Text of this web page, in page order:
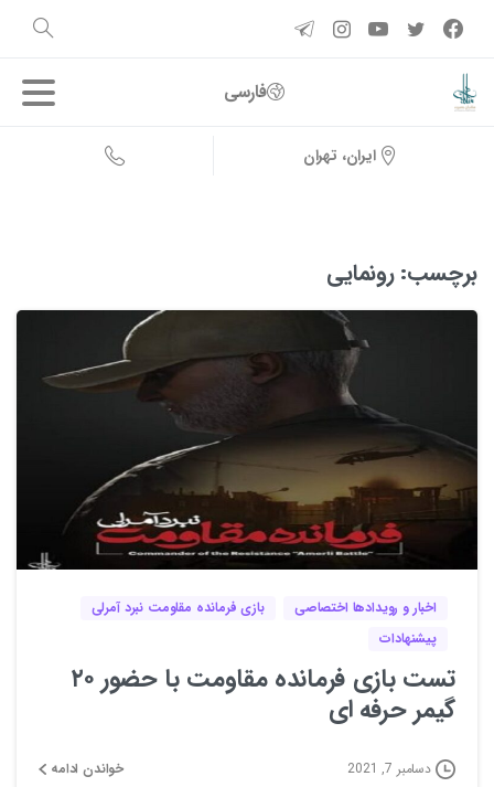
فارسی
ایران، تهران
برچسب:رونمایی
0
اخبار و رویدادها اختصاصی
بازی فرمانده مقاومت نبرد آمرلی
پیشنهادات
تست بازی فرمانده مقاومت با حضور ۲۰
گیمر حرفه ای
دسامبر 7, 2021 خواندن ادامه